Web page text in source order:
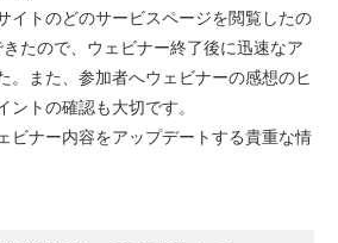
イトのどのサービスページを閲覧したの
たので、ウェビナー終了後に迅速なア
。また、参加者へウェビナーの感想のヒ
ントの確認も大切です。
ビナー内容をアップデートする貴重な情